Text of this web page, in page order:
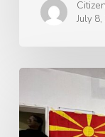
July
Ерасмус+
Mладинска